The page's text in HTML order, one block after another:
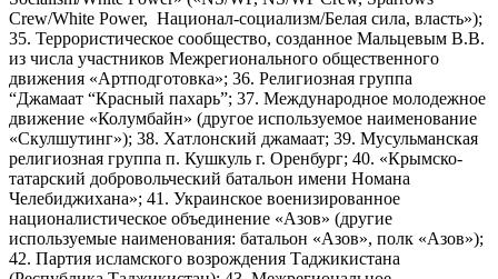
Crew/White Power, Национал-социализм/Белая сила, власть»);
35. Террористическое сообщество, созданное Мальцевым В.В.
из числа участников Межрегионального общественного
движения «Артподготовка»; 36. Религиозная группа
“Джамаат “Красный пахарь”; 37. Международное молодежное
движение «Колумбайн» (другое используемое наименование
«Скулшутинг»); 38. Хатлонский джамаат; 39. Мусульманская
религиозная группа п. Кушкуль г. Оренбург; 40. «Крымско-
татарский добровольческий батальон имени Номана
Челебиджихана»; 41. Украинское военизированное
националистическое объединение «Азов» (другие
используемые наименования: батальон «Азов», полк «Азов»);
42. Партия исламского возрождения Таджикистана